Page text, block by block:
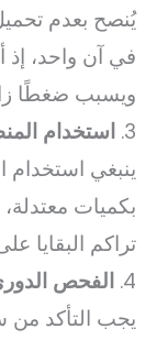
يُنصح بعدم
في آن واحد، إذ
ويسبب ضغطًا
3. استخدام
ينبغي
بكميات معتدلة،
تراكم البقايا
4. الفحص
يجب التأكد من